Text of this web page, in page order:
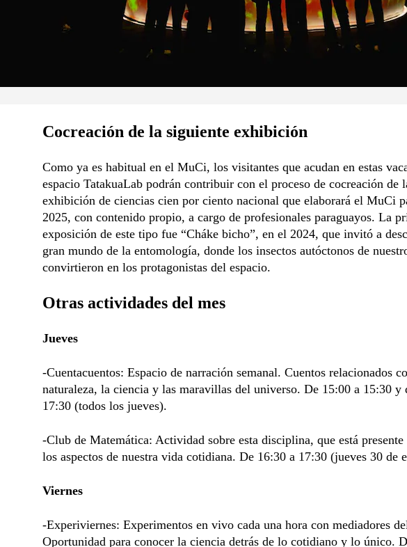
Cocreación de la siguiente exhibición
Como ya es habitual en el MuCi, los visitantes que acudan en estas
espacio TatakuaLab podrán contribuir con el proceso de cocreación de
exhibición de ciencias cien por ciento nacional que elaborará el MuCi
2025, con contenido propio, a cargo de profesionales paraguayos. La
exposición de este tipo fue “Cháke bicho”, en el 2024, que invitó a
gran mundo de la entomología, donde los insectos autóctonos de
convirtieron en los protagonistas del espacio.
Otras actividades del mes
Jueves
-Cuentacuentos: Espacio de narración semanal. Cuentos relacionados
naturaleza, la ciencia y las maravillas del universo. De 15:00 a 15:30 y
17:30 (todos los jueves).
-Club de Matemática: Actividad sobre esta disciplina, que está presente
los aspectos de nuestra vida cotidiana. De 16:30 a 17:30 (jueves 30 de
Viernes
-Experiviernes: Experimentos en vivo cada una hora con mediadores
Oportunidad para conocer la ciencia detrás de lo cotidiano y lo único.